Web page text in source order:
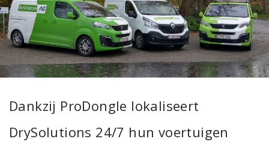
Dankzij ProDongle lokaliseert
DrySolutions 24/7 hun voertuigen